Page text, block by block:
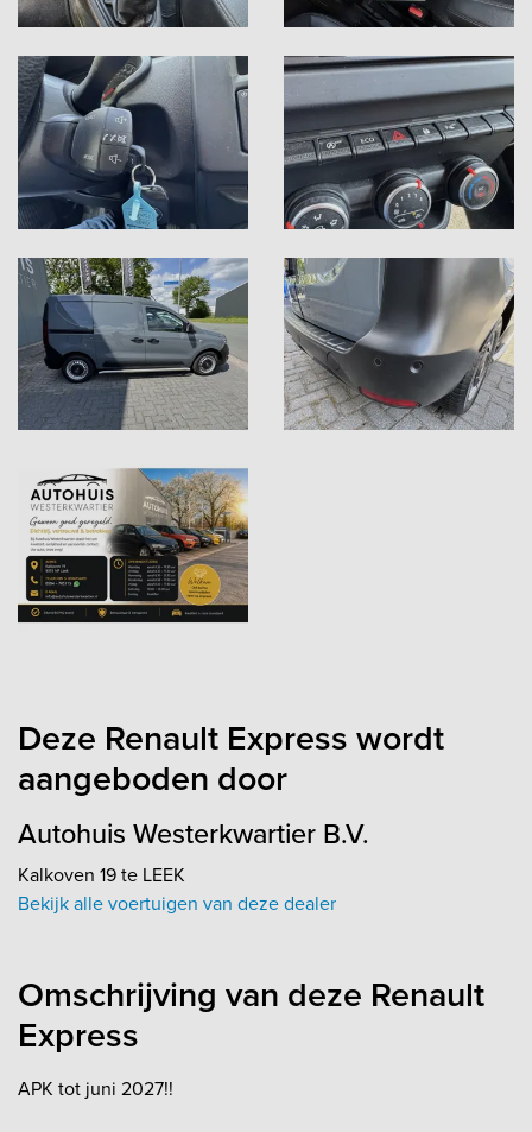
Deze Renault Express wordt
aangeboden door
Autohuis Westerkwartier B.V.
Kalkoven 19 te LEEK
Bekijk alle voertuigen van deze dealer
Omschrijving van deze Renault
Express
APK tot juni 2027!!